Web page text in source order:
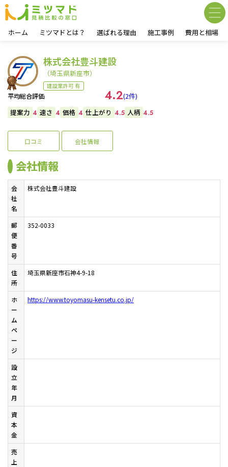
ホーム ミツマドとは？ 選ばれる理由 施工事例 費用と相場
平均総合評価 4.2(2件)
提案力 4 速さ 4 価格 4 仕上がり 4.5 人柄 4.5
株式会社豊斗建設
（埼玉県新座市）
建設業許可 有
口コミ 会社情報
会社情報
会
社
名
株式会社豊斗建設
郵
便
番
号
352-0033
住
所
埼玉県新座市石神4-9-18
ホ
ー
ム
ペ
ー
ジ
https://www.toyomasu-kensetu.co.jp/
設
立
年
月
資
本
金
売
上